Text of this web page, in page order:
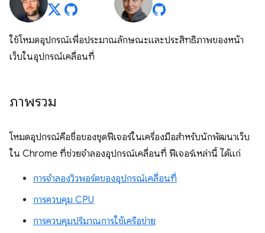
ใช้โหมดอุปกรณ์เพื่อประมาณลักษณะและประสิทธิภาพของหน้า
เว็บในอุปกรณ์เคลื่อนที่
ภาพรวม
โหมดอุปกรณ์คือชื่อของชุดฟีเจอร์ในเครื่องมือสำหรับนักพัฒนาเว็บ
ใน Chrome ที่ช่วยจำลองอุปกรณ์เคลื่อนที่ ฟีเจอร์เหล่านี้ ได้แก่
การจำลองวิวพอร์ตของอุปกรณ์เคลื่อนที่
การควบคุม CPU
การควบคุมปริมาณการใช้เครือข่าย